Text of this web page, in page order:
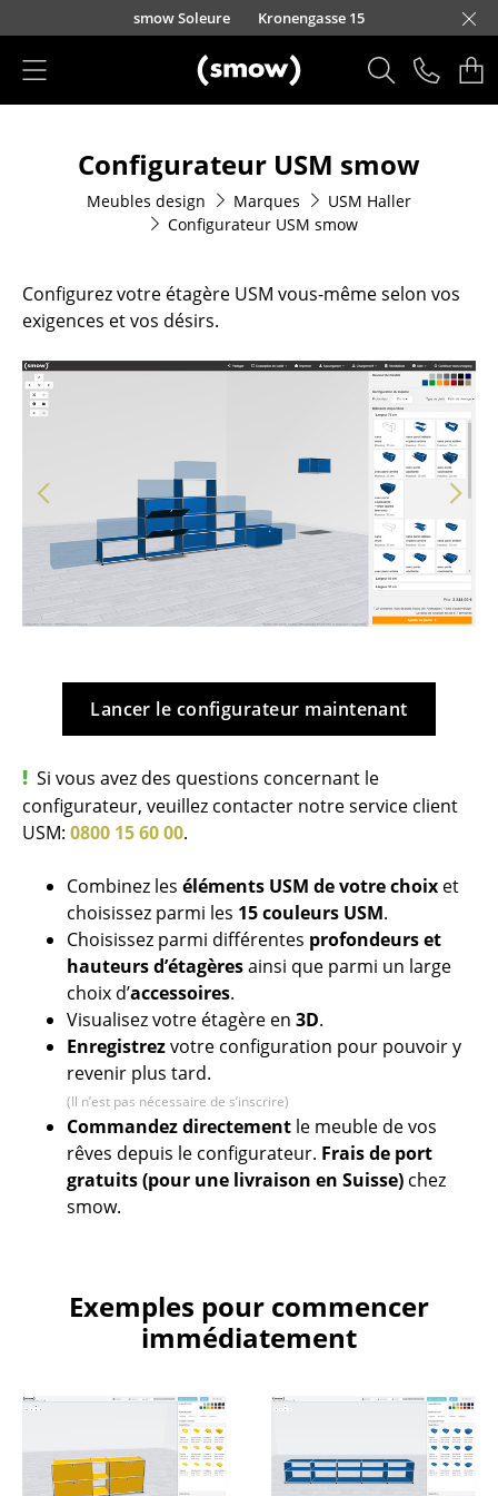
Accéder directement au contenu
smow Soleure Kronengasse 15
Sièges
Chaises de cuisine & salle à manger
Fauteuils
Chaises
Chaises et Tabourets de bar
Tabourets
Bancs & Chaises longues
Poufs poires
Chaises enfants
Chaises de bureau
Chaises de conférence
Fauteuils de direction
Pièces détachées
... voir tous les sièges
Tables
Tables de repas
Tables d’appoint
Tables basses
Bureaux & Secrétaires
Tables de conférence et Pupitres
Tables hautes & Pupitres
Chariots & Dessertes
Configurateur USM smow
Meubles design Marques
USM Haller
Configurateur USM smow
Configurez votre étagère USM vous-même selon vos
exigences et vos désirs.
Lancer le configurateur maintenant
Si vous avez des questions concernant le
configurateur, veuillez contacter notre service client
USM: 0800 15 60 00.
Combinez les éléments USM de votre choix et
choisissez parmi les 15 couleurs USM.
Choisissez parmi différentes profondeurs et
hauteurs d’étagèresainsi que parmi un large
choix d’accessoires.
Visualisez votre étagère en 3D.
Enregistrezvotre configuration pour pouvoir y
revenir plus tard.
(Il n’est pas nécessaire de s’inscrire)
Commandez directement le meuble de vos
rêves depuis le configurateur. Frais de port
gratuits (pour une livraison en Suisse) chez
smow.
Exemples pour commencer
immédiatement